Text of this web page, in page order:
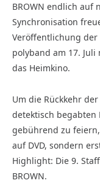
BROWN endlich auf
Synchronisation
Veröffentlichung der
polyband am 17.
das Heimkino.
Um die Rückkehr
detektisch begabten
gebührend zu
auf DVD, sondern
Highlight: Die 9.
BROWN.